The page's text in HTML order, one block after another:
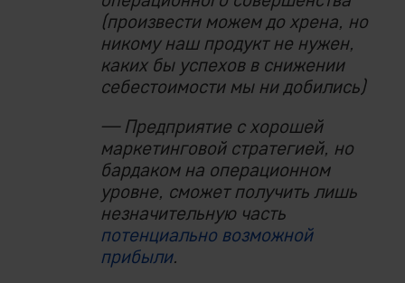
(произвести можем до хрена, но
никому наш продукт не нужен,
каких бы успехов в снижении
себестоимости мы ни добились)
— Предприятие с хорошей
маркетинговой стратегией, но
бардаком на операционном
уровне, сможет получить лишь
незначительную часть
потенциально возможной
прибыли.